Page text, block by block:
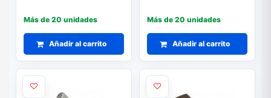
Más de 20 unidades
Añadir al carrito
Más de 20 unidades
Añadir al carrito